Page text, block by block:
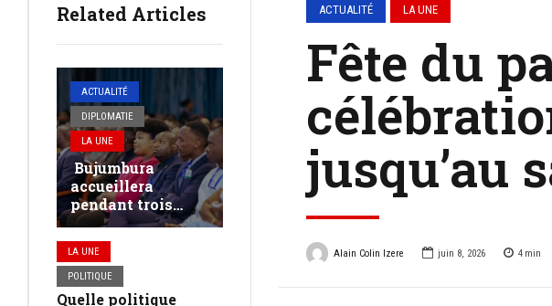
Related Articles
ACTUALITÉ
DIPLOMATIE
LA UNE
Bujumbura
accueillera
pendant trois
jours les jeunes
leaders du
continent africain
LA UNE
POLITIQUE
Quelle politique
ACTUALITÉ LA UNE
Fête du
jusqu’au
Alain Colin Izere juin 8, 2026 4 min